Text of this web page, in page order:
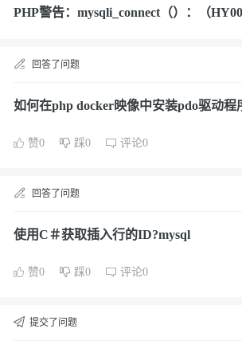
PHP警告：mysqli_connect（）：（
回答了问题
如何在php docker映像中安装pdo驱动程
赞0 踩0 评论0
回答了问题
使用C＃获取插入行的ID?mysql
赞0 踩0 评论0
提交了问题